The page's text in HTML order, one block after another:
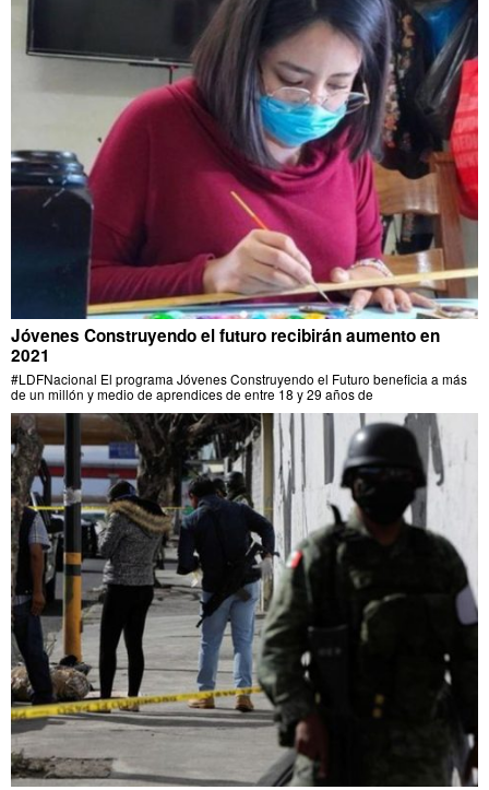
Jóvenes Construyendo el futuro recibirán aumento en
2021
#LDFNacional El programa Jóvenes Construyendo el Futuro beneficia a más
de un millón y medio de aprendices de entre 18 y 29 años de